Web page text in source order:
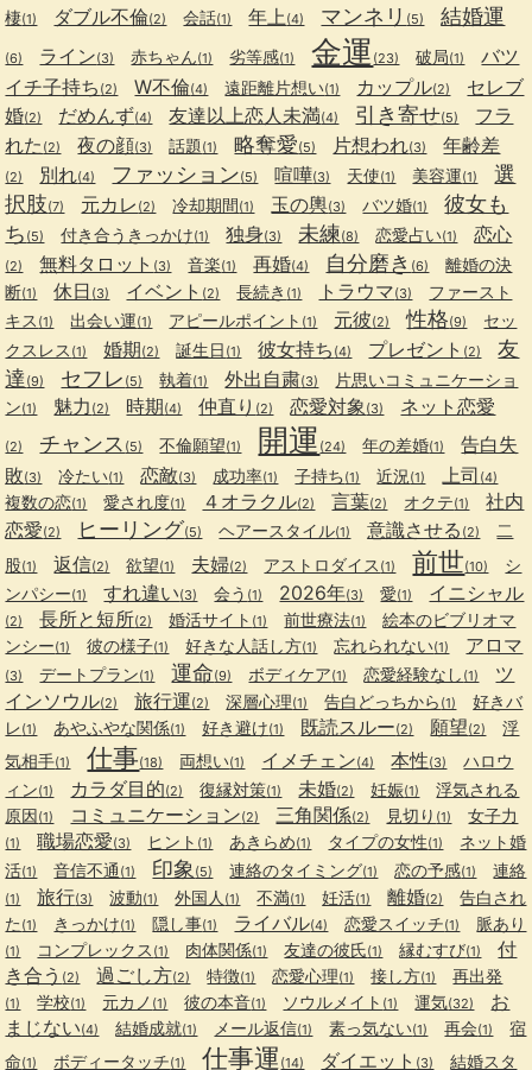
棲(1) ダブル不倫(2) 会話(1) 年上 (4) マンネリ (5) 結婚運
(6) ライン(3) 赤ちゃん(1) 劣等感(1) 金運 (23) 破局(1)
バツ
イチ子持ち (2) W不倫(4) 遠距離片想い(1) カップル(2)
セレブ
婚(2) だめんず(4) 友達以上恋人未満(4) 引き寄せ(5)
フラ
れた (2) 夜の顔(3) 話題(1) 略奪愛(5) 片想われ(3) 年齢差
(2) 別れ(4) ファッション(5) 喧嘩(3) 天使(1) 美容運(1)
選
択肢(7) 元カレ (2) 冷却期間(1) 玉の輿(3) バツ婚(1)
彼女も
ち (5) 付き合うきっかけ(1) 独身(3) 未練(8) 恋愛占い(1) 恋心
(2) 無料タロット (3) 音楽(1) 再婚(4) 自分磨き (6)
離婚の決
断(1) 休日 (3) イベント (2) 長続き (1) トラウマ(3)
ファースト
キス (1) 出会い運(1) アピールポイント (1) 元彼(2) 性格(9)
セッ
クスレス (1) 婚期(2) 誕生日 (1) 彼女持ち (4) プレゼント (2)
友
達 (9) セフレ (5) 執着(1) 外出自粛(3)
片思いコミュニケーショ
ン(1) 魅力 (2) 時期(4) 仲直り (2) 恋愛対象 (3) ネット恋愛
(2) チャンス (5) 不倫願望(1) 開運 (24) 年の差婚(1)
告白失
敗(3) 冷たい(1) 恋敵(3) 成功率(1) 子持ち(1) 近況 (1) 上司 (4)
複数の恋(1) 愛され度(1) ４オラクル(2) 言葉(2) オクテ(1)
社内
恋愛(2) ヒーリング(5) ヘアースタイル(1) 意識させる (2)
二
股(1) 返信(2) 欲望(1) 夫婦(2) アストロダイス (1) 前世(10)
シ
ンパシー(1) すれ違い(3) 会う (1) 2026年(3) 愛(1) イニシャル
(2) 長所と短所(2) 婚活サイト (1) 前世療法(1)
絵本のビブリオマ
ンシー(1) 彼の様子(1) 好きな人話し方(1) 忘れられない(1) アロマ
(3) デートプラン(1) 運命(9) ボディケア(1) 恋愛経験なし (1)
ツ
インソウル(2) 旅行運(2) 深層心理(1) 告白どっちから (1)
好きバ
レ(1) あやふやな関係(1) 好き避け(1) 既読スルー(2) 願望(2)
浮
気相手(1) 仕事(18) 両想い(1) イメチェン(4) 本性(3)
ハロウ
ィン(1) カラダ目的(2) 復縁対策(1) 未婚(2) 妊娠(1)
浮気される
原因(1) コミュニケーション(2) 三角関係(2) 見切り (1) 女子力
(1) 職場恋愛(3) ヒント (1) あきらめ(1) タイプの女性(1)
ネット婚
活(1) 音信不通 (1) 印象 (5) 連絡のタイミング(1) 恋の予感(1) 連絡
(1) 旅行(3) 波動(1) 外国人 (1) 不満(1) 妊活(1) 離婚(2)
告白され
た (1) きっかけ(1) 隠し事(1) ライバル(4) 恋愛スイッチ(1) 脈あり
(1) コンプレックス (1) 肉体関係(1) 友達の彼氏(1) 縁むすび(1)
付
き合う (2) 過ごし方(2) 特徴(1) 恋愛心理(1) 接し方(1) 再出発
(1) 学校(1) 元カノ (1) 彼の本音(1) ソウルメイト (1) 運気(32)
お
まじない(4) 結婚成就(1) メール返信(1) 素っ気ない(1) 再会(1)
宿
命(1) ボディータッチ(1) 仕事運 (14) ダイエット (3) 結婚スタ